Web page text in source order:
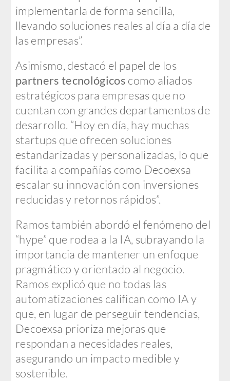
implementarla de forma sencilla,
llevando soluciones reales al día a día de
las empresas”.
Asimismo, destacó el papel de los
partners tecnológicos como aliados
estratégicos para empresas que no
cuentan con grandes departamentos de
desarrollo. “Hoy en día, hay muchas
startups que ofrecen soluciones
estandarizadas y personalizadas, lo que
facilita a compañías como Decoexsa
escalar su innovación con inversiones
reducidas y retornos rápidos”.
Ramos también abordó el fenómeno del
“hype” que rodea a la IA, subrayando la
importancia de mantener un enfoque
pragmático y orientado al negocio.
Ramos explicó que no todas las
automatizaciones califican como IA y
que, en lugar de perseguir tendencias,
Decoexsa prioriza mejoras que
respondan a necesidades reales,
asegurando un impacto medible y
sostenible.